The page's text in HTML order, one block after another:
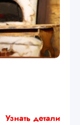
Узнать детали